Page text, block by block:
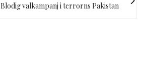
Blodig valkampanj i terrorns Pakistan